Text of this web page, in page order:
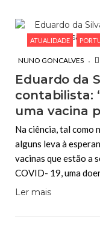
ATUALIDADE
NUNO GONCALVES
Eduardo da
contabilista:
uma vacina
Na ciência, tal como
alguns leva à
vacinas que estão a
COVID- 19, uma
Ler mais